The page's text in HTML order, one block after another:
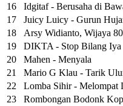
16
Idgitaf - Berusaha di
17
Juicy Luicy - Gurun
18
Arsy Widianto, Wijaya
19
DIKTA - Stop Bilang Iya
20
Mahen - Menyala
21
Mario G Klau - Tarik
22
Lomba Sihir - Melompat
23
Rombongan Bodonk